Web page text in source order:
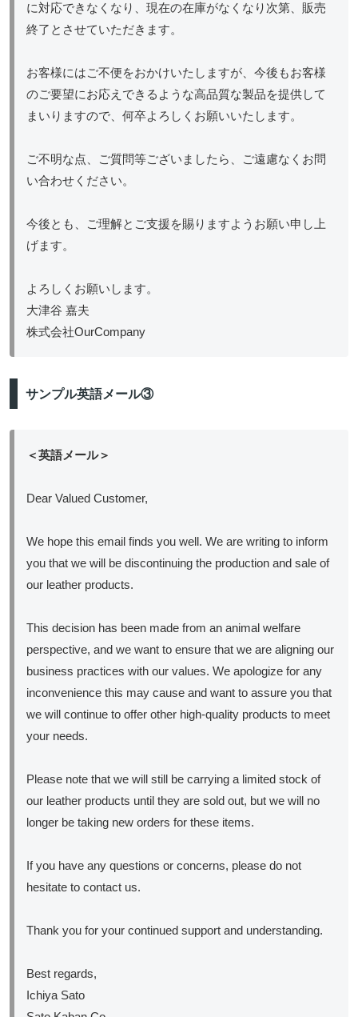
に対応できなくなり、現在の在庫がなくなり次第、販売
終了とさせていただきます。
お客様にはご不便をおかけいたしますが、今後もお客様
のご要望にお応えできるような高品質な製品を提供して
まいりますので、何卒よろしくお願いいたします。
ご不明な点、ご質問等ございましたら、ご遠慮なくお問
い合わせください。
今後とも、ご理解とご支援を賜りますようお願い申し上
げます。
よろしくお願いします。
大津谷 嘉夫
株式会社OurCompany
サンプル英語メール③
＜英語メール＞
Dear Valued Customer,
We hope this email finds you well. We are writing to inform
you that we will be discontinuing the production and sale of
our leather products.
This decision has been made from an animal welfare
perspective, and we want to ensure that we are aligning our
business practices with our values. We apologize for any
inconvenience this may cause and want to assure you that
we will continue to offer other high-quality products to meet
your needs.
Please note that we will still be carrying a limited stock of
our leather products until they are sold out, but we will no
longer be taking new orders for these items.
If you have any questions or concerns, please do not
hesitate to contact us.
Thank you for your continued support and understanding.
Best regards,
Ichiya Sato